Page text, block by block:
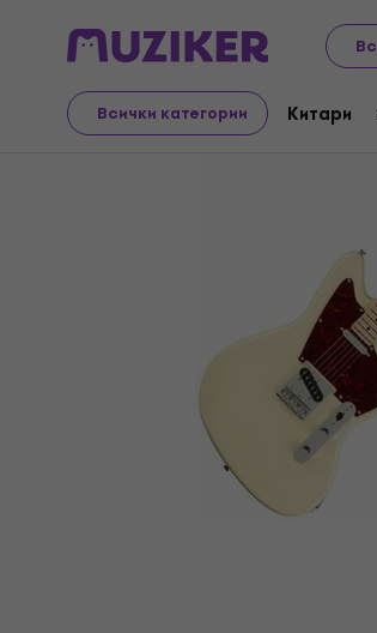
Всички категории Китари
Музикални инструменти Китари
Видео
Прекратена продажба